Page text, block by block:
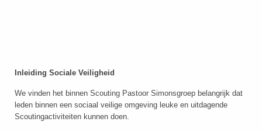
Inleiding Sociale Veiligheid
We vinden het binnen Scouting Pastoor Simonsgroep belangrijk dat
leden binnen een sociaal veilige omgeving leuke en uitdagende
Scoutingactiviteiten kunnen doen.